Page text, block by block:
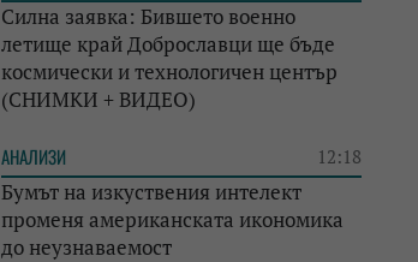
Силна заявка: Бившето военно
летище край Доброславци ще бъде
космически и технологичен център
(СНИМКИ + ВИДЕО)
АНАЛИЗИ 12:18
Бумът на изкуствения интелект
променя американската икономика
до неузнаваемост